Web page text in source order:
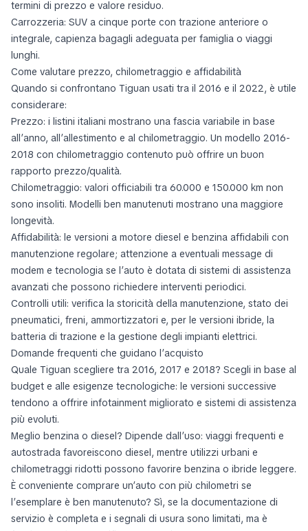
termini di prezzo e valore residuo.
Carrozzeria: SUV a cinque porte con trazione anteriore o
integrale, capienza bagagli adeguata per famiglia o viaggi
lunghi.
Come valutare prezzo, chilometraggio e affidabilità
Quando si confrontano Tiguan usati tra il 2016 e il 2022, è utile
considerare:
Prezzo: i listini italiani mostrano una fascia variabile in base
all’anno, all’allestimento e al chilometraggio. Un modello 2016-
2018 con chilometraggio contenuto può offrire un buon
rapporto prezzo/qualità.
Chilometraggio: valori officiabili tra 60.000 e 150.000 km non
sono insoliti. Modelli ben manutenuti mostrano una maggiore
longevità.
Affidabilità: le versioni a motore diesel e benzina affidabili con
manutenzione regolare; attenzione a eventuali message di
modem e tecnologia se l’auto è dotata di sistemi di assistenza
avanzati che possono richiedere interventi periodici.
Controlli utili: verifica la storicità della manutenzione, stato dei
pneumatici, freni, ammortizzatori e, per le versioni ibride, la
batteria di trazione e la gestione degli impianti elettrici.
Domande frequenti che guidano l’acquisto
Quale Tiguan scegliere tra 2016, 2017 e 2018? Scegli in base al
budget e alle esigenze tecnologiche: le versioni successive
tendono a offrire infotainment migliorato e sistemi di assistenza
più evoluti.
Meglio benzina o diesel? Dipende dall’uso: viaggi frequenti e
autostrada favoreiscono diesel, mentre utilizzi urbani e
chilometraggi ridotti possono favorire benzina o ibride leggere.
È conveniente comprare un’auto con più chilometri se
l’esemplare è ben manutenuto? Sì, se la documentazione di
servizio è completa e i segnali di usura sono limitati, ma è